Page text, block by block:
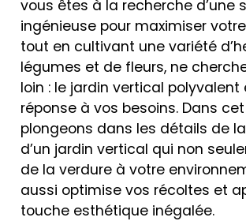
vous êtes à la recherche d’une
ingénieuse pour maximiser
tout en cultivant une variété
légumes et de fleurs, ne
loin : le jardin vertical polyvalent
réponse à vos besoins. Dans
plongeons dans les détails de
d’un jardin vertical qui non
de la verdure à votre
aussi optimise vos récoltes et
touche esthétique inégalée.